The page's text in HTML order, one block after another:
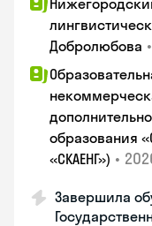
Добролюбова •
образования
«СКАЕНГ») •
Завершила